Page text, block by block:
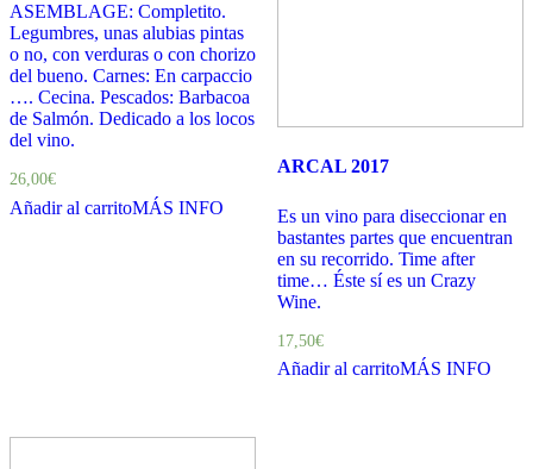
ASEMBLAGE: Completito.
Legumbres, unas alubias pintas
o no, con verduras o con chorizo
del bueno. Carnes: En carpaccio
…. Cecina. Pescados: Barbacoa
de Salmón. Dedicado a los locos
del vino.
26,00€
Añadir al carritoMÁS INFO
ARCAL 2017
Es un vino para diseccionar en
bastantes partes que encuentran
en su recorrido. Time after
time… Éste sí es un Crazy
Wine.
17,50€
Añadir al carritoMÁS INFO